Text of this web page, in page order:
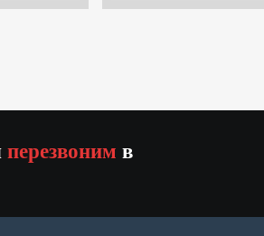
перезвоним в